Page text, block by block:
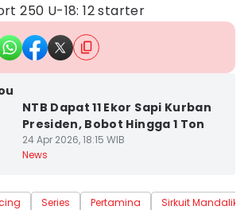
250 U-18: 12 starter
NTB Dapat 11 Ekor Sapi Kurban
Presiden, Bobot Hingga 1 Ton
24 Apr 2026, 18:15 WIB
News
Series Pertamina
Sirkuit Mandalika